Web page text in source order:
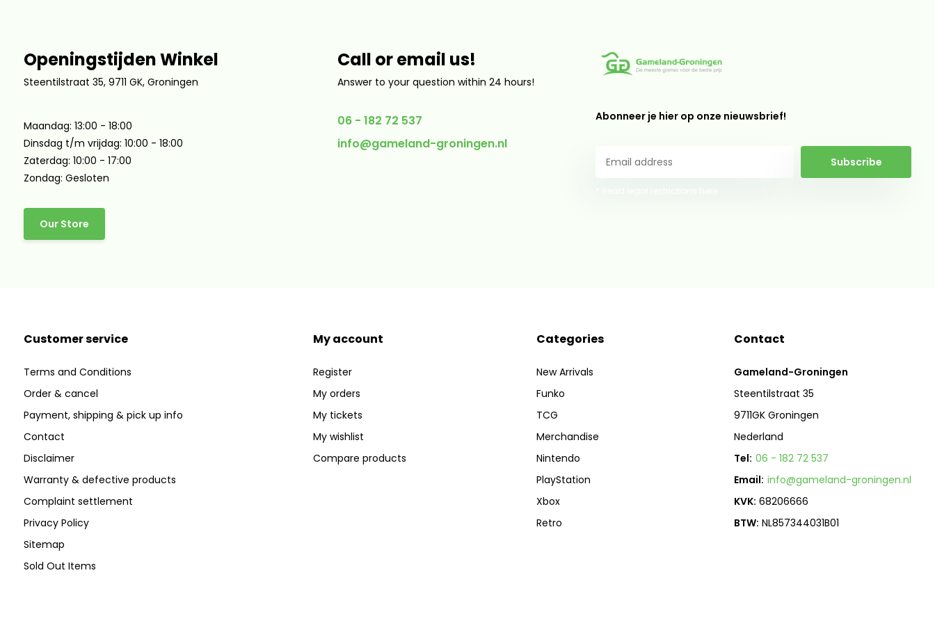
Openingstijden Winkel
Steentilstraat 35, 9711 GK, Groningen
Maandag: 13:00 - 18:00
Dinsdag t/m vrijdag: 10:00 - 18:00
Zaterdag: 10:00 - 17:00
Zondag: Gesloten
Our Store
Call or email us!
Answer to your question within 24 hours!
06 - 182 72 537
info@gameland-groningen.nl
Abonneer je hier op onze nieuwsbrief!
Subscribe
Customer service
Terms and Conditions
Order & cancel
Payment, shipping & pick up info
Contact
Disclaimer
Warranty & defective products
Complaint settlement
Privacy Policy
Sitemap
Sold Out Items
My account
Register
My orders
My tickets
My wishlist
Compare products
Categories
New Arrivals
Funko
TCG
Merchandise
Nintendo
PlayStation
Xbox
Retro
Contact
Gameland-Groningen
Steentilstraat 35
9711GK Groningen
Nederland
Tel: 06 - 182 72 537
Email: info@gameland-groningen.nl
KVK: 68206666
BTW: NL857344031B01